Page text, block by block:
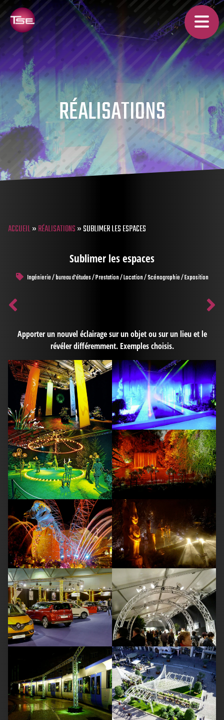
RÉALISATIONS
ACCUEIL»RÉALISATIONS»SUBLIMER LES ESPACES
Sublimer les espaces
Ingénierie / bureau d'études / Prestation / Location / Scénographie / Exposition
Apporter un nouvel éclairage sur un objet ou sur un lieu et le
révéler différemment. Exemples choisis.